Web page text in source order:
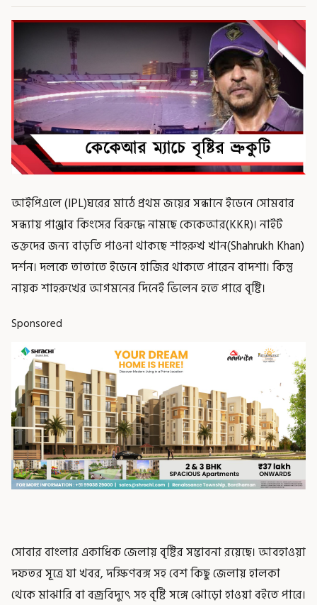
আইপিএলে (IPL)ঘরের মাঠে প্রথম জয়ের সন্ধানে ইডেনে সোমবার
সন্ধ্যায় পাঞ্জাব কিংসের বিরুদ্ধে নামছে কেকেআর(KKR)। নাইট
ভক্তদের জন্য বাড়তি পাওনা থাকছে শাহরুখ খান(Shahrukh Khan)
দর্শন। দলকে তাতাতে ইডেনে হাজির থাকতে পারেন বাদশা। কিন্তু
নায়ক শাহরুখের আগমনের দিনেই ভিলেন হতে পারে বৃষ্টি।
Sponsored
সোবার বাংলার একাধিক জেলায় বৃষ্টির সম্ভাবনা রয়েছে। আবহাওয়া
দফতর সূত্রে যা খবর, দক্ষিণবঙ্গ সহ বেশ কিছু জেলায় হালকা
থেকে মাঝারি বা বজ্রবিদ্যুৎ সহ বৃষ্টি সঙ্গে ঝোড়ো হাওয়া বইতে পারে।